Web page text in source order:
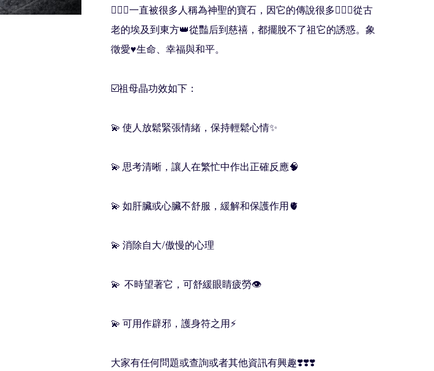
🧚🏻‍♀️一直被很多人稱為神聖的寶石，因它的傳說很多💁🏻‍♀️從古
老的埃及到東方👑從豔后到慈禧，都擺脫不了祖它的誘惑。象
徵愛♥️生命、幸福與和平。
☑️祖母晶功效如下：
💫 使人放鬆緊張情緒，保持輕鬆心情✨
💫 思考清晰，讓人在繁忙中作出正確反應🧠
💫 如肝臟或心臟不舒服，緩解和保護作用🫀
💫 消除自大/傲慢的心理
💫  不時望著它，可舒緩眼睛疲勞👁
💫 可用作辟邪，護身符之用⚡️
大家有任何問題或查詢或者其他資訊有興趣❣️❣️❣️